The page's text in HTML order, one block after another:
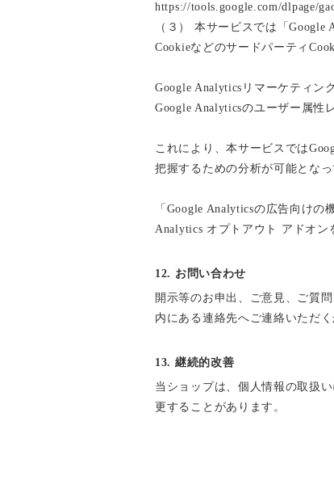
https://tools.google.com/dlpage/
（３） 本サービスでは「
Cookieなどのサードパーティ
Google Analyticsリマーケティン
Google Analyticsのユーザー属性
これにより、本サービスでは
把握するための分析が可能となっ
「Google Analyticsの広告向け
Analytics オプトアウト アドオン
12. お問い合わせ
開示等のお申出、ご意見、ご質
内にある連絡先へご連絡いただ
13. 継続的改善
当ショップは、個人情報の取扱
更することがあります。